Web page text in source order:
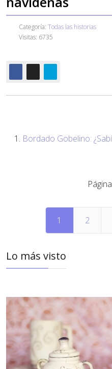
Categoría: Todas las historias
Visitas: 6735
Bordado Gobelino:
1 2
Lo más visto